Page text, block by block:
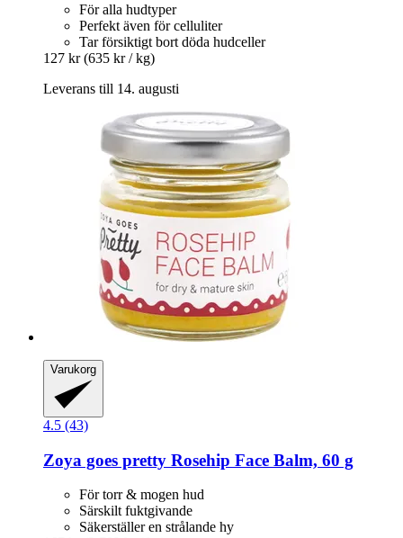
För alla hudtyper
Perfekt även för celluliter
Tar försiktigt bort döda hudceller
127 kr (635 kr / kg)
Leverans till 14. augusti
Varukorg
4.5 (43)
Zoya goes pretty Rosehip Face Balm, 60 g
För torr & mogen hud
Särskilt fuktgivande
Säkerställer en strålande hy